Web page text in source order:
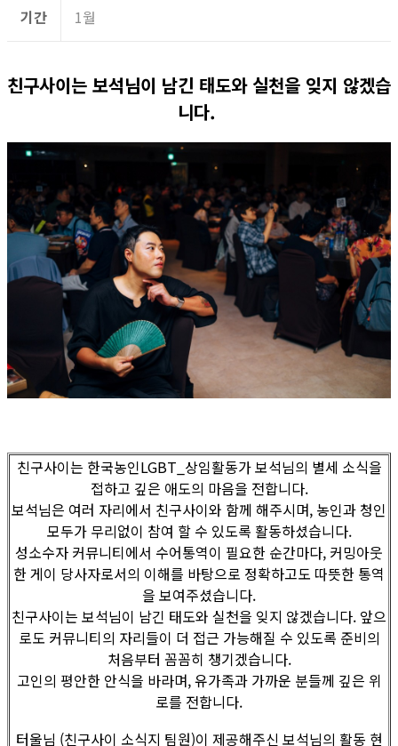
기간 1월
친구사이는 보석님이 남긴 태도와 실천을 잊지 않겠습
니다.
친구사이는 한국농인LGBT_상임활동가 보석님의 별세 소식을
접하고 깊은 애도의 마음을 전합니다.
보석님은 여러 자리에서 친구사이와 함께 해주시며, 농인과 청인
모두가 무리없이 참여 할 수 있도록 활동하셨습니다.
성소수자 커뮤니티에서 수어통역이 필요한 순간마다, 커밍아웃
한 게이 당사자로서의 이해를 바탕으로 정확하고도 따뜻한 통역
을 보여주셨습니다.
친구사이는 보석님이 남긴 태도와 실천을 잊지 않겠습니다. 앞으
로도 커뮤니티의 자리들이 더 접근 가능해질 수 있도록 준비의
처음부터 꼼꼼히 챙기겠습니다.
고인의 평안한 안식을 바라며, 유가족과 가까운 분들께 깊은 위
로를 전합니다.
터울님 (친구사이 소식지 팀원)이 제공해주신 보석님의 활동 현